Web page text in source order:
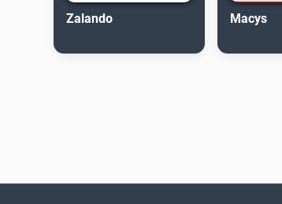
Zalando Macys